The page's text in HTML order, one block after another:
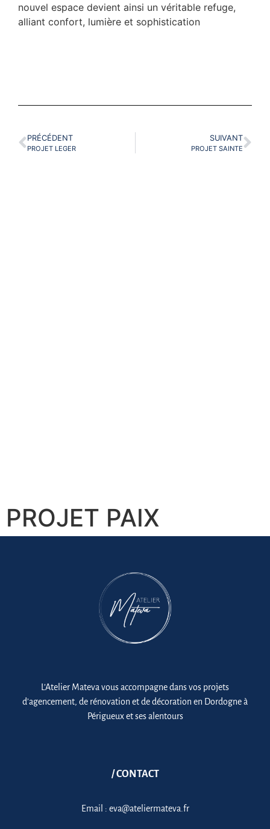
nouvel espace devient ainsi un véritable refuge,
alliant confort, lumière et sophistication
PRÉCÉDENT
PROJET LEGER
SUIVANT
PROJET SAINTE
PROJET PAIX
L’Atelier Mateva vous accompagne dans vos projets
d’agencement, de rénovation et de décoration en Dordogne à
Périgueux et ses alentours
/ CONTACT
Email : eva@ateliermateva.fr